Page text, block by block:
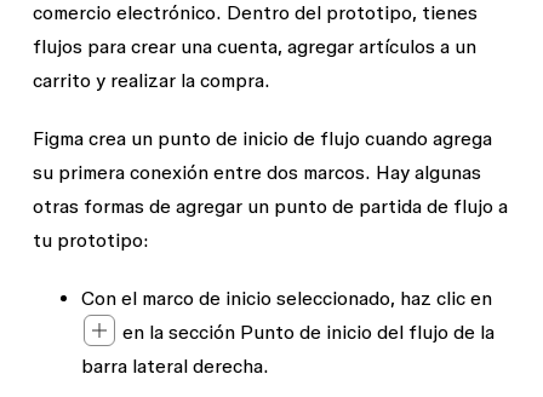
comercio electrónico. Dentro del prototipo, tienes
flujos para crear una cuenta, agregar artículos a un
carrito y realizar la compra.
Figma crea un punto de inicio de flujo cuando agrega
su primera conexión entre dos marcos. Hay algunas
otras formas de agregar un punto de partida de flujo a
tu prototipo:
Con el marco de inicio seleccionado, haz clic en
en la sección Punto de inicio del flujo de la
barra lateral derecha.